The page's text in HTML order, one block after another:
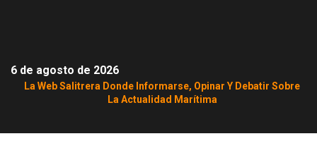
6 de agosto de 2026
La Web Salitrera Donde Informarse, Opinar Y Debatir Sobre
La Actualidad Marítima